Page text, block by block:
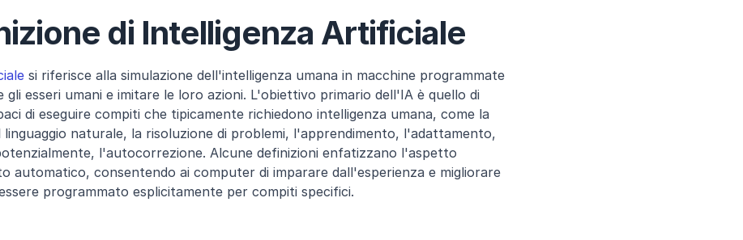
di Intelligenza Artificiale
si riferisce alla simulazione dell'intelligenza umana in macchine programmate
gli esseri umani e imitare le loro azioni. L'obiettivo primario dell'IA è quello di
di eseguire compiti che tipicamente richiedono intelligenza umana, come la
linguaggio naturale, la risoluzione di problemi, l'apprendimento, l'adattamento,
l'autocorrezione. Alcune definizioni enfatizzano l'aspetto
automatico, consentendo ai computer di imparare dall'esperienza e migliorare
programmato esplicitamente per compiti specifici.